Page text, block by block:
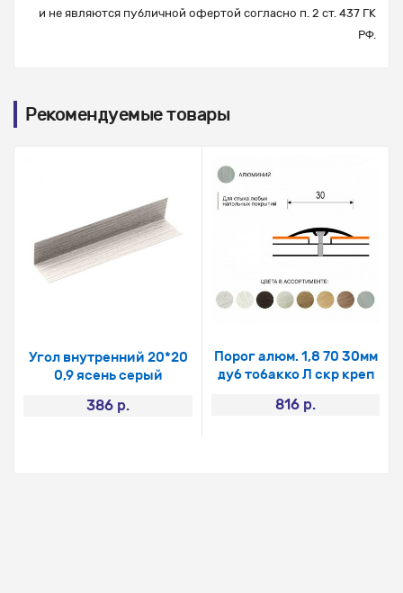
и не являются публичной офертой согласно п. 2 ст. 437 ГК
РФ.
Рекомендуемые товары
Угол внутренний 20*20
0,9 ясень серый
386 р.
Порог алюм. 1,8 70 30мм
дуб тобакко Л скр креп
816 р.